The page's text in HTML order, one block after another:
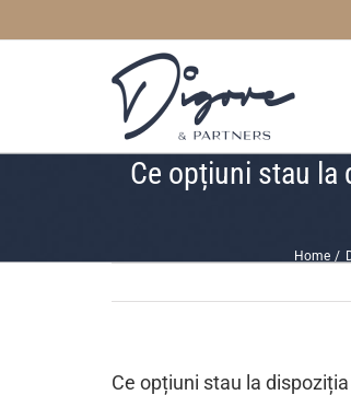
to
Ce opțiuni stau
Home
Ce opțiuni stau la